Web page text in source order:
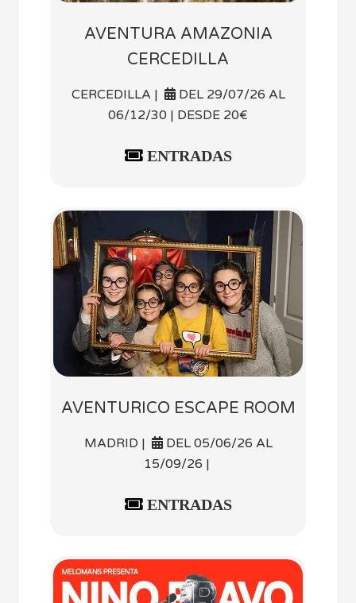
AVENTURA AMAZONIA
CERCEDILLA
CERCEDILLA |
DEL 29/07/26 AL
06/12/30 | DESDE 20€
ENTRADAS
AVENTURICO ESCAPE ROOM
MADRID |
DEL 05/06/26 AL
15/09/26 |
ENTRADAS